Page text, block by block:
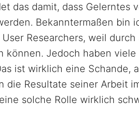
das damit, dass Gelerntes
Bekanntermaßen bin
Researchers, weil
können. Jedoch haben viele
ist wirklich eine Schande,
die Resultate seiner Arbeit
solche Rolle wirklich